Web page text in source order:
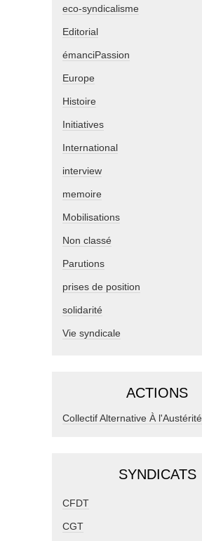
eco-syndicalisme
Editorial
émanciPassion
Europe
Histoire
Initiatives
International
interview
memoire
Mobilisations
Non classé
Parutions
prises de position
solidarité
Vie syndicale
ACTIONS
Collectif Alternative À l'Austérité
SYNDICATS
CFDT
CGT